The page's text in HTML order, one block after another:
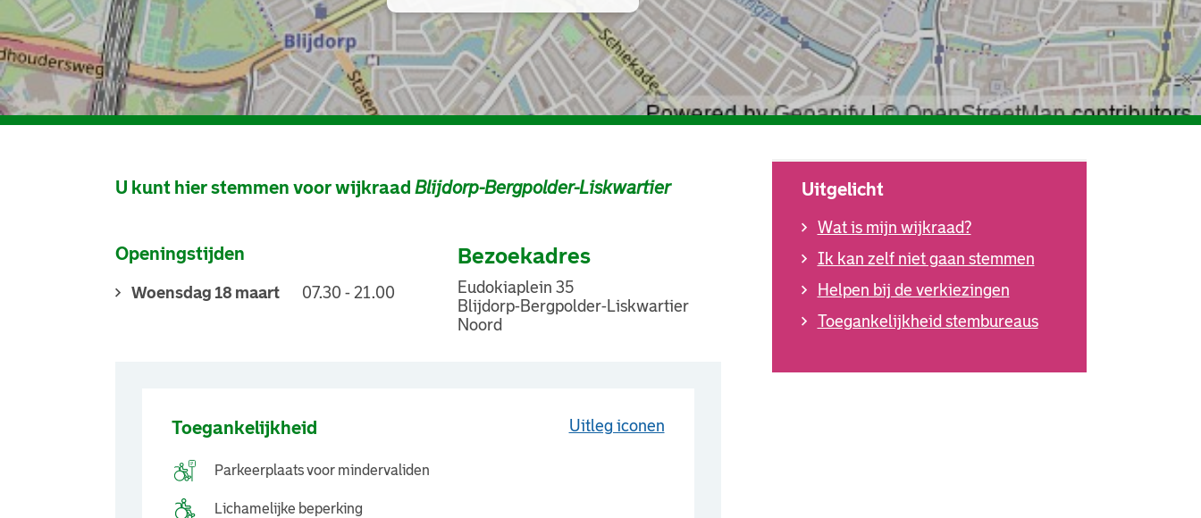
U kunt hier stemmen voor wijkraad Blijdorp-Bergpolder-Liskwartier
Openingstijden
Woensdag 18 maart 07.30 - 21.00
Bezoekadres
Eudokiaplein 35
Blijdorp-Bergpolder-Liskwartier
Noord
Toegankelijkheid Uitleg iconen
Parkeerplaats voor mindervaliden
Lichamelijke beperking
Uitgelicht
Wat is mijn wijkraad?
Ik kan zelf niet gaan stemmen
Helpen bij de verkiezingen
Toegankelijkheid stembureaus